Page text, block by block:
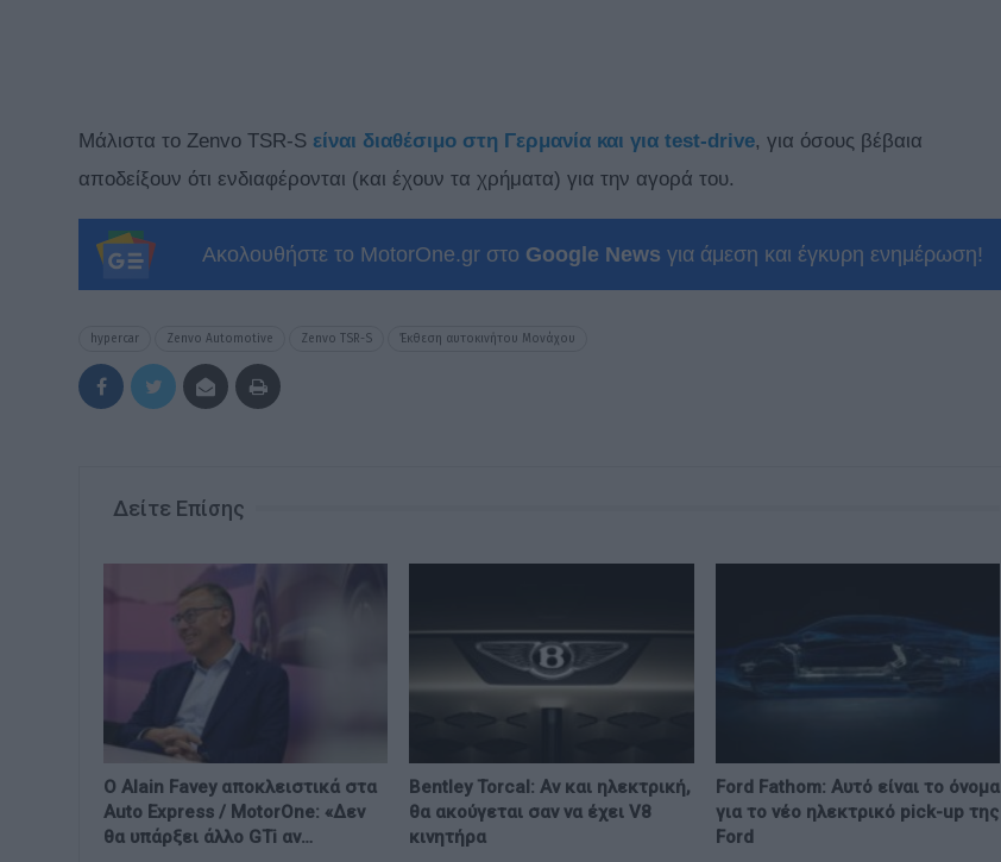
Μάλιστα το Zenvo TSR-S είναι διαθέσιμο στη Γερμανία και για test-drive, για όσους βέβαια
αποδείξουν ότι ενδιαφέρονται (και έχουν τα χρήματα) για την αγορά του.
Ακολουθήστε το MotorOne.gr στο Google News για άμεση και έγκυρη ενημέρωση!
hypercar Zenvo Automotive Zenvo TSR-S Έκθεση αυτοκινήτου Μονάχου
Δείτε Επίσης
Ο Alain Favey αποκλειστικά στα
Auto Express / MotorOne: «Δεν
θα υπάρξει άλλο GTi αν…
Bentley Torcal: Αν και ηλεκτρική,
θα ακούγεται σαν να έχει V8
κινητήρα
Ford Fathom: Αυτό είναι το όνομα
για το νέο ηλεκτρικό pick-up της
Ford